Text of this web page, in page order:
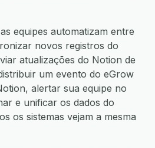
equipes automatizam entre
novos registros do
atualizações do Notion de
um evento do eGrow
alertar sua equipe no
e unificar os dados do
os sistemas vejam a mesma